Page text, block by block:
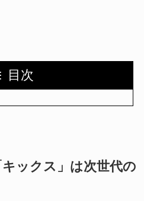
目次
ックス」は次世代の